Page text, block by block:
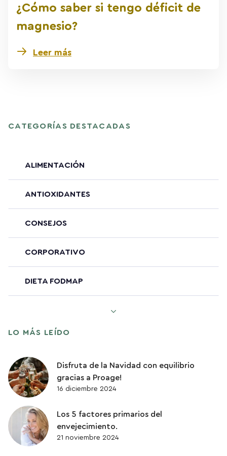
¿Cómo saber si tengo déficit de
magnesio?
Leer más
CATEGORÍAS DESTACADAS
ALIMENTACIÓN
ANTIOXIDANTES
CONSEJOS
CORPORATIVO
DIETA FODMAP
ENVEJECIMIENTO SALUDABLE
PROTEINAS
QUERCETINA
SENESCENCIA
LO MÁS LEÍDO
Disfruta de la Navidad con equilibrio
gracias a Proage!
16 diciembre 2024
Los 5 factores primarios del
envejecimiento.
21 noviembre 2024